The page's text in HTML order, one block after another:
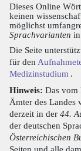
Dieses Online
keinen
möglichst
Sprachvarianten
Die Seite
für den
Medizinstudium .
Hinweis: Das vom
Ämter des Landes
derzeit in der 44.
der deutschen
Österreichischen
Seiten und alle